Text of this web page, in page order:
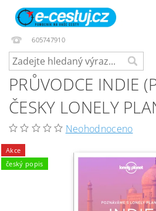
605747910
PRŮVODCE INDIE
ČESKY LONELY
Neohodnoceno
Akce
český popis